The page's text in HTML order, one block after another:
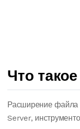
Что
Расширение файла
Server,